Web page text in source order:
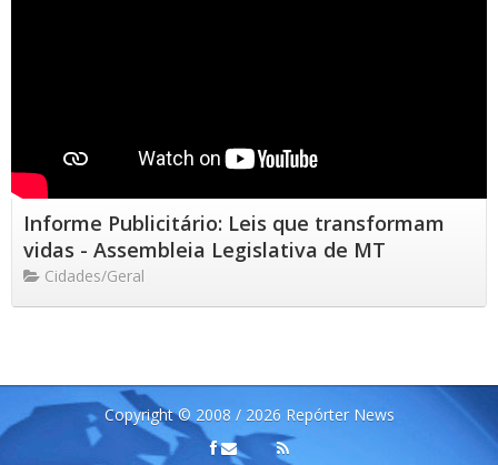
Informe Publicitário: Leis que transformam
vidas - Assembleia Legislativa de MT
Cidades/Geral
Copyright © 2008 / 2026 Repórter News